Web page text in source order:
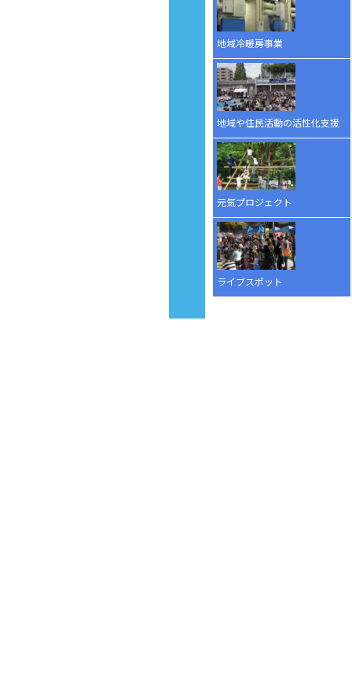
地域冷暖房事業
地域や住民活動の活性化支援
元気プロジェクト
ライブスポット